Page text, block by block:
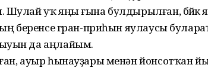
уҡ яңы ғына булдырылған, бөйөк
беренсе гран-приһын яулаусы
да аңлайым.
ауыр һынауҙары менән йонсотҡан